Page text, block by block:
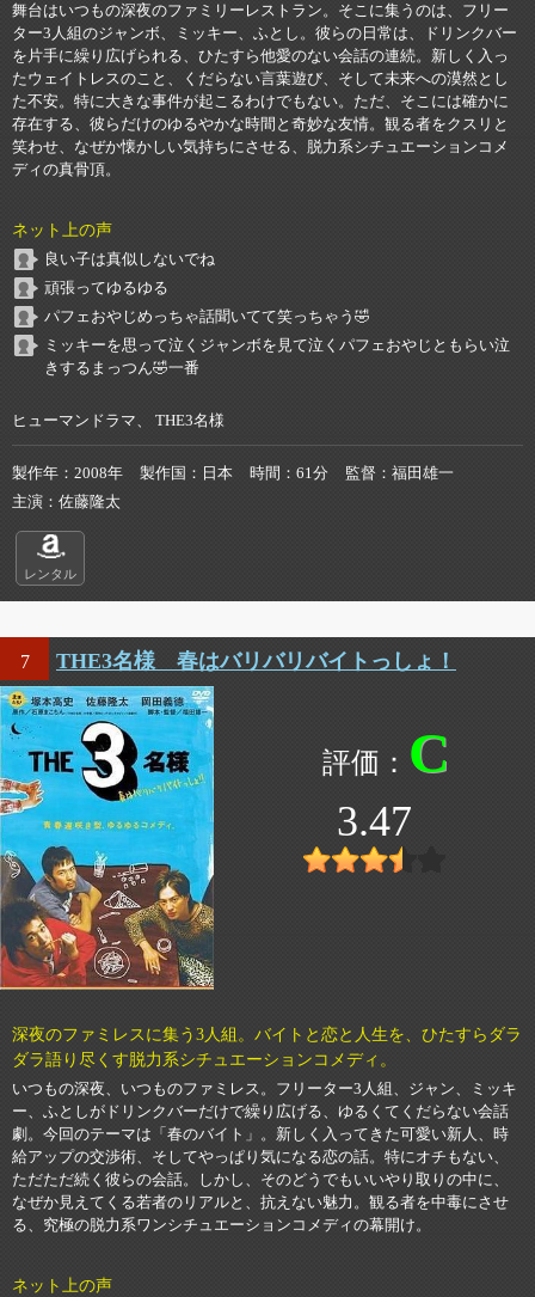
舞台はいつもの深夜のファミリーレストラン。そこに集うのは、フリー
ター3人組のジャンボ、ミッキー、ふとし。彼らの日常は、ドリンクバー
を片手に繰り広げられる、ひたすら他愛のない会話の連続。新しく入っ
たウェイトレスのこと、くだらない言葉遊び、そして未来への漠然とし
た不安。特に大きな事件が起こるわけでもない。ただ、そこには確かに
存在する、彼らだけのゆるやかな時間と奇妙な友情。観る者をクスリと
笑わせ、なぜか懐かしい気持ちにさせる、脱力系シチュエーションコメ
ディの真骨頂。
ネット上の声
良い子は真似しないでね
頑張ってゆるゆる
パフェおやじめっちゃ話聞いてて笑っちゃう🤣
ミッキーを思って泣くジャンボを見て泣くパフェおやじともらい泣
きするまっつん🤣一番
ヒューマンドラマ、 THE3名様
製作年 2008年 製作国 日本 時間 61分 監督
福田雄一
主演
佐藤隆太
レンタル
7 THE3名様 春はバリバリバイトっしょ！
C
3.47
深夜のファミレスに集う3人組。バイトと恋と人生を、ひたすらダラ
ダラ語り尽くす脱力系シチュエーションコメディ。
いつもの深夜、いつものファミレス。フリーター3人組、ジャン、ミッキ
ー、ふとしがドリンクバーだけで繰り広げる、ゆるくてくだらない会話
劇。今回のテーマは「春のバイト」。新しく入ってきた可愛い新人、時
給アップの交渉術、そしてやっぱり気になる恋の話。特にオチもない、
ただただ続く彼らの会話。しかし、そのどうでもいいやり取りの中に、
なぜか見えてくる若者のリアルと、抗えない魅力。観る者を中毒にさせ
る、究極の脱力系ワンシチュエーションコメディの幕開け。
ネット上の声